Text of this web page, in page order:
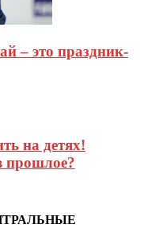
– это праздник-
на детях!
прошлое?